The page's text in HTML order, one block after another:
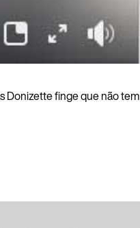
Donizette finge que não tem